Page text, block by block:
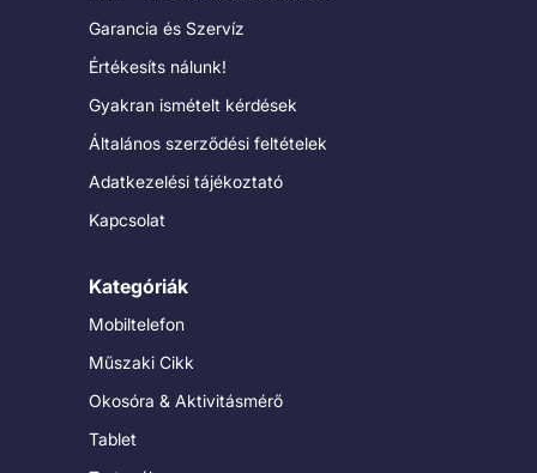
Garancia és Szervíz
Értékesíts nálunk!
Gyakran ismételt kérdések
Általános szerződési feltételek
Adatkezelési tájékoztató
Kapcsolat
Kategóriák
Mobiltelefon
Műszaki Cikk
Okosóra & Aktivitásmérő
Tablet